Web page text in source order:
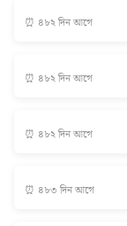
⏰ ৪৮২ দিন আগে
⏰ ৪৮২ দিন আগে
⏰ ৪৮২ দিন আগে
⏰ ৪৮৩ দিন আগে